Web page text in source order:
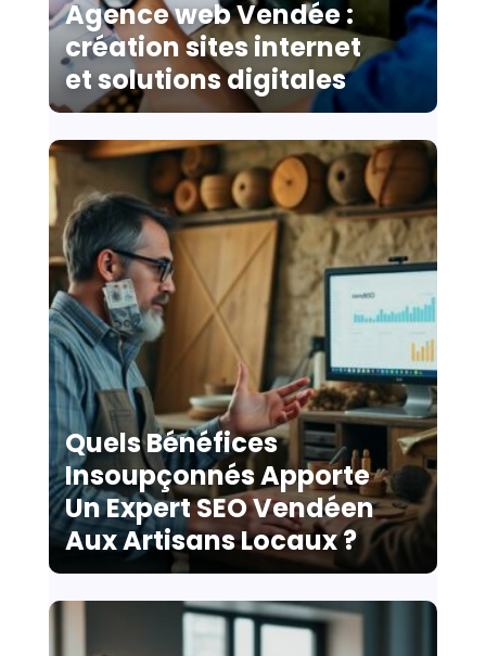
Agence web Vendée :
création sites internet
et solutions digitales
Quels Bénéfices
Insoupçonnés Apporte
Un Expert SEO Vendéen
Aux Artisans Locaux ?